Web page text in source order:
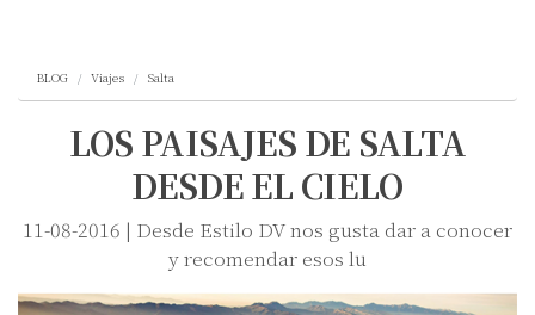
BLOG Viajes Salta
LOS PAISAJES DE SALTA
DESDE EL CIELO
11-08-2016 | Desde Estilo DV nos gusta dar a conocer
y recomendar esos lu